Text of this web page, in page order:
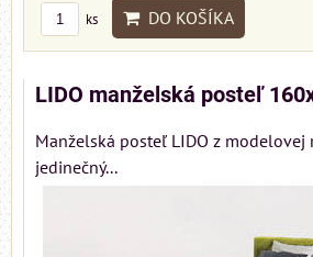
ks DO KOŠÍKA
LIDO manželská posteľ
Manželská posteľ LIDO z modelovej
jedinečný...